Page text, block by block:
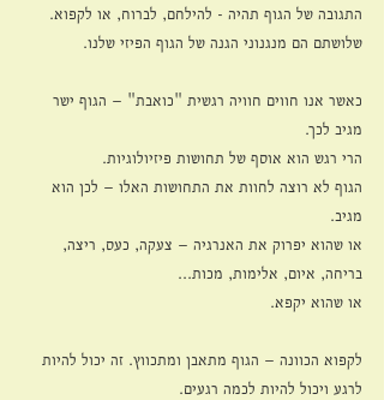
התגובה של הגוף תהיה - להילחם, לברוח, או לקפוא.
שלושתם הם מנגנוני הגנה של הגוף הפיזי שלנו.
כאשר אנו חווים חוויה רגשית "כואבת" – הגוף ישר
מגיב לכך.
הרי רגש הוא אוסף של תחושות פיזיולוגיות.
הגוף לא רוצה לחוות את התחושות האלו – לכן הוא
מגיב.
או שהוא יפרוק את האנרגיה – צעקה, כעס, ריצה,
בריחה, איום, אלימות, מכות...
או שהוא יקפא.
לקפוא הכוונה – הגוף מתאבן ומתכווץ. זה יכול להיות
לרגע ויכול להיות לכמה רגעים.